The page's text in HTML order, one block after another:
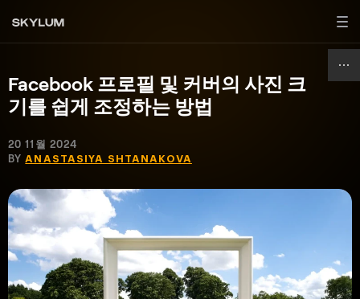
Facebook 프로필 및 커버의 사진 크
기를 쉽게 조정하는 방법
20 11월 2024
BYANASTASIYA SHTANAKOVA